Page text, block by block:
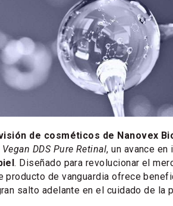
de cosméticos de Nanovex
Vegan DDS Pure Retinal, un avance en
. Diseñado para revolucionar el
producto de vanguardia ofrece
salto adelante en el cuidado de la